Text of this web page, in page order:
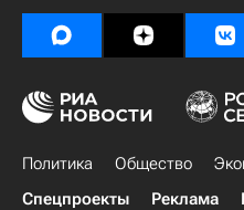
Политика Общество
Спецпроекты
Реклама